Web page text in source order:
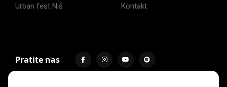
Urban fest Niš
Kontakt
Pratite nas